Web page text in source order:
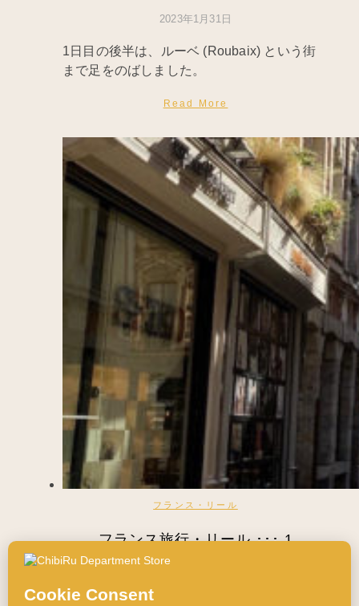
2023年1月31日
1日目の後半は、ルーベ (Roubaix) という街
まで足をのばしました。
Read More
フランス・リール
フランス旅行・リール ･･･ 1